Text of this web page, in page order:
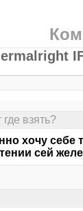
взять?
хочу себе
сей